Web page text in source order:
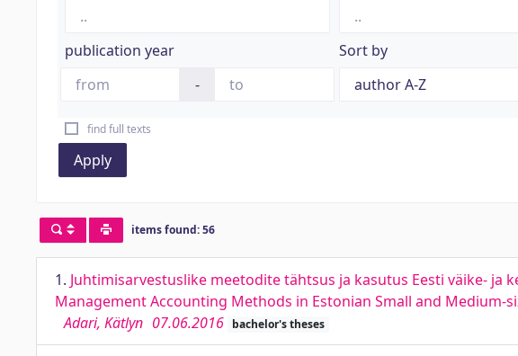
publication year
-
Sort by
find full texts
Apply
items found: 56
1. Juhtimisarvestuslike meetodite tähtsus ja kasutus Eesti väike- ja
Management Accounting Methods in Estonian Small and Medium-
Adari, Kätlyn 07.06.2016 bachelor's theses